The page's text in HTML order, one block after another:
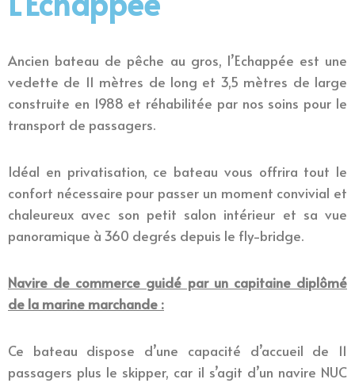
Ancien bateau de pêche au gros, l’Echappée est une
vedette de 11 mètres de long et 3,5 mètres de large
construite en 1988 et réhabilitée par nos soins pour le
transport de passagers.
Idéal en privatisation, ce bateau vous offrira tout le
confort nécessaire pour passer un moment convivial et
chaleureux avec son petit salon intérieur et sa vue
panoramique à 360 degrés depuis le fly-bridge.
Navire de commerce guidé par un capitaine diplômé
de la marine marchande :
Ce bateau dispose d’une capacité d’accueil de 11
passagers plus le skipper, car il s’agit d’un navire NUC